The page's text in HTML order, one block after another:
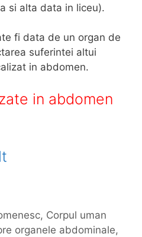
si alta data in liceu).
fi data de un organ de
suferintei altui
in abdomen.
in abdomen
a
n
, Corpul uman
organele abdominale,